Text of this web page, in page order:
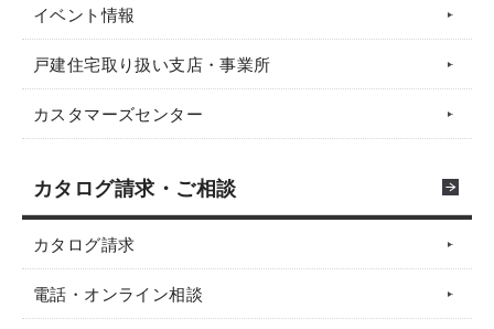
イベント情報
戸建住宅取り扱い支店・事業所
カスタマーズセンター
カタログ請求・ご相談
カタログ請求
電話・オンライン相談